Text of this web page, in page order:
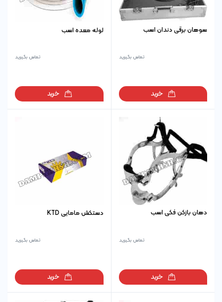
سوهان برقی دندان اسب
تماس بگیرید
خرید
لوله معده اسب
تماس بگیرید
خرید
دهان بازکن فکی اسب
تماس بگیرید
خرید
دستکش مامایی KTD
تماس بگیرید
خرید